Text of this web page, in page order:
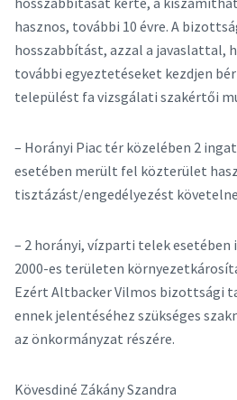
hasznos, további 10 évre. A
hosszabbítást, azzal a javaslattal,
további egyeztetéseket kezdjen
települést fa vizsgálati szakértői
– Horányi Piac tér közelében 2
esetében merült fel közterület
tisztázást/engedélyezést
– 2 horányi, vízparti telek
2000-es területen
Ezért Altbacker Vilmos bizottsági
ennek jelentéséhez szükséges
az önkormányzat részére.
Kövesdiné Zákány Szandra